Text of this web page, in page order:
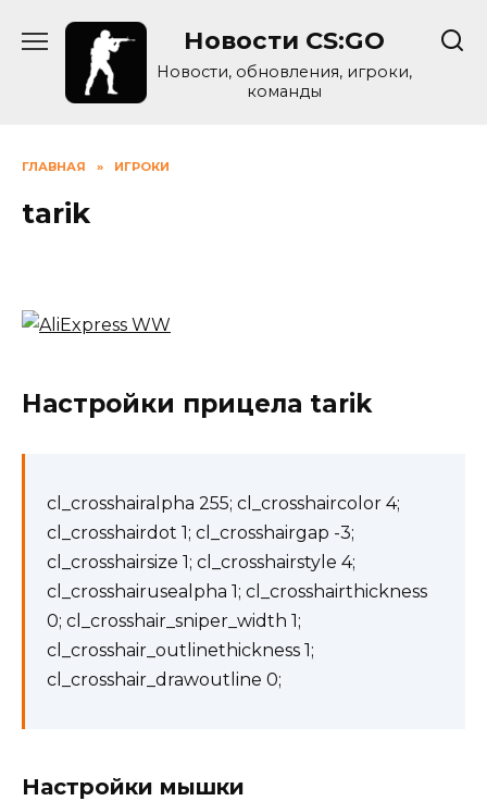
Новости CS:GO
Новости, обновления, игроки,
команды
ГЛАВНАЯ » ИГРОКИ
tarik
Настройки прицела tarik
cl_crosshairalpha 255; cl_crosshaircolor 4;
cl_crosshairdot 1; cl_crosshairgap -3;
cl_crosshairsize 1; cl_crosshairstyle 4;
cl_crosshairusealpha 1; cl_crosshairthickness
0; cl_crosshair_sniper_width 1;
cl_crosshair_outlinethickness 1;
cl_crosshair_drawoutline 0;
Настройки мышки